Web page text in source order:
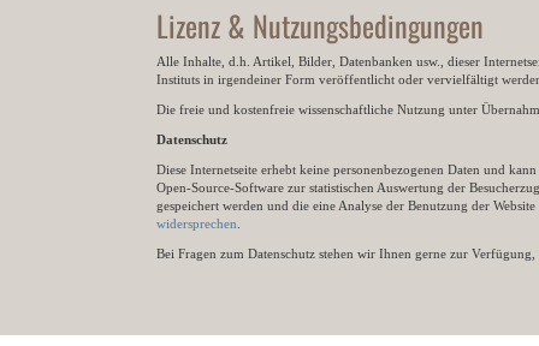
Lizenz & Nutzungsbedingungen
Alle Inhalte, d.h. Artikel, Bilder, Datenbanken usw., dieser
Instituts in irgendeiner Form veröffentlicht oder vervielfältigt
Die freie und kostenfreie wissenschaftliche Nutzung unter
Datenschutz
Diese Internetseite erhebt keine personenbezogenen Daten und
Open-Source-Software zur statistischen Auswertung der
gespeichert werden und die eine Analyse der Benutzung der
widersprechen
Bei Fragen zum Datenschutz stehen wir Ihnen gerne zur